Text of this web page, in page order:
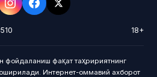
18+
фойдаланиш фақат таҳририятнинг
Интернет-оммавий ахборот